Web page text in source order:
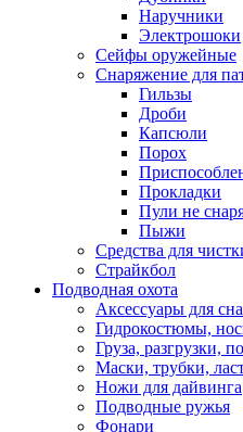
Наручники
Электрошоки
Сейфы оружейные
Снаряжение для
Гильзы
Дроби
Капсюли
Порох
Прокладки
Пули не
Пыжи
Средства для
Страйкбол
Подводная охота
Аксессуары для
Гидрокостюмы,
Груза, разгрузки,
Маски, трубки,
Ножи для дайвинга
Подводные ружья
Фонари